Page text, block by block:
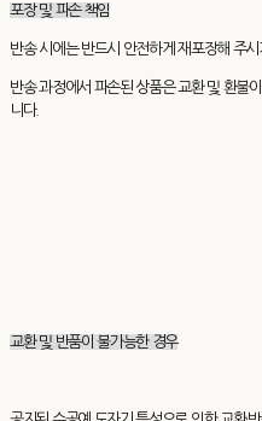
포장 및 파손 책임
반송 시에는 반드시 안전하게 재포장해 주시
반송 과정에서 파손된 상품은 교환 및 환불
니다.
교환 및 반품이 불가능한 경우